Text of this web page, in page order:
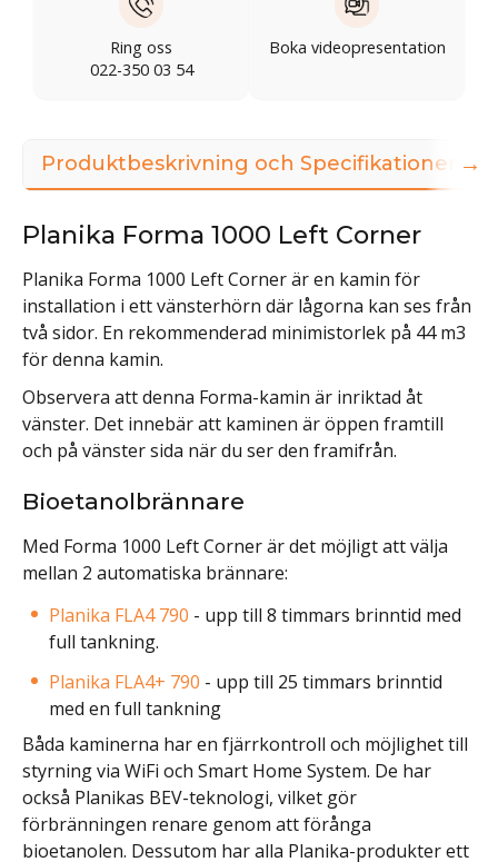
Ring oss
022-350 03 54
Boka videopresentation
Produktbeskrivning och Specifikationer
Planika Forma 1000 Left Corner
Planika Forma 1000 Left Corner är en kamin för
installation i ett vänsterhörn där lågorna kan ses från
två sidor. En rekommenderad minimistorlek på 44 m3
för denna kamin.
Observera att denna Forma-kamin är inriktad åt
vänster. Det innebär att kaminen är öppen framtill
och på vänster sida när du ser den framifrån.
Bioetanolbrännare
Med Forma 1000 Left Corner är det möjligt att välja
mellan 2 automatiska brännare:
Planika FLA4 790 - upp till 8 timmars brinntid med
full tankning.
Planika FLA4+ 790 - upp till 25 timmars brinntid
med en full tankning
Båda kaminerna har en fjärrkontroll och möjlighet till
styrning via WiFi och Smart Home System. De har
också Planikas BEV-teknologi, vilket gör
förbränningen renare genom att förånga
bioetanolen. Dessutom har alla Planika-produkter ett
→